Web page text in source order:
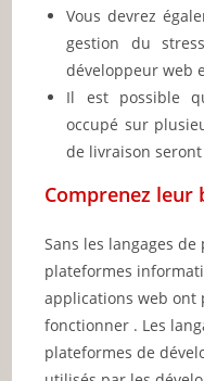
Vous devrez
gestion du
développeur web
Il est possible
occupé sur
de livraison
Comprenez
Sans les langages
plateformes
applications web ont
fonctionner . Les
plateformes de